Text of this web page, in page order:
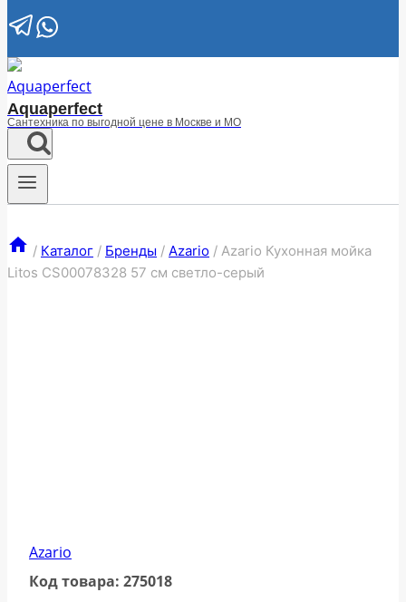
Aquaperfect
Сантехника по выгодной цене в Москве и МО
/ Каталог / Бренды / Azario / Azario Кухонная мойка
Litos CS00078328 57 см светло-серый
Azario
Код товара: 275018